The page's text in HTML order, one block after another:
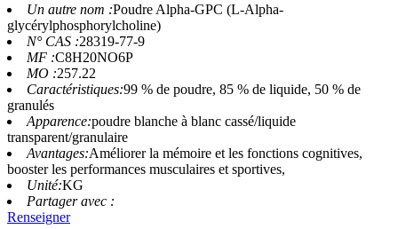
Un autre nom :Poudre Alpha-GPC (L-Alpha-
glycérylphosphorylcholine)
N° CAS :28319-77-9
MF :C8H20NO6P
MO :257.22
Caractéristiques:99 % de poudre, 85 % de liquide, 50 % de
granulés
Apparence:poudre blanche à blanc cassé/liquide
transparent/granulaire
Avantages:Améliorer la mémoire et les fonctions cognitives,
booster les performances musculaires et sportives,
Unité:KG
Partager avec :
Renseigner